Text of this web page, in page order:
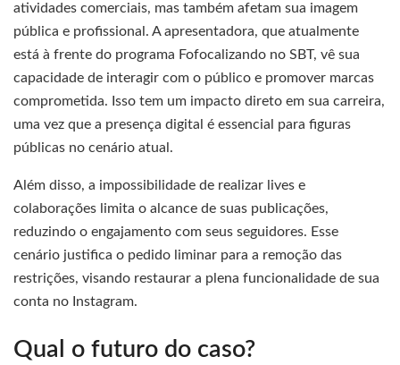
atividades comerciais, mas também afetam sua imagem
pública e profissional. A apresentadora, que atualmente
está à frente do programa Fofocalizando no SBT, vê sua
capacidade de interagir com o público e promover marcas
comprometida. Isso tem um impacto direto em sua carreira,
uma vez que a presença digital é essencial para figuras
públicas no cenário atual.
Além disso, a impossibilidade de realizar lives e
colaborações limita o alcance de suas publicações,
reduzindo o engajamento com seus seguidores. Esse
cenário justifica o pedido liminar para a remoção das
restrições, visando restaurar a plena funcionalidade de sua
conta no Instagram.
Qual o futuro do caso?